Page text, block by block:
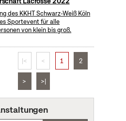
des KKHT Schwarz-Weiß Köln
Sportevent für alle
von klein bis groß.
|< < 1 2
> >|